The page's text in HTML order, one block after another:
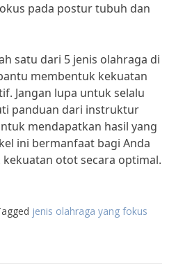
pada postur tubuh dan
satu dari 5 jenis olahraga di
membentuk kekuatan
Jangan lupa untuk selalu
panduan dari instruktur
mendapatkan hasil yang
ini bermanfaat bagi Anda
otot secara optimal.
jenis olahraga yang fokus